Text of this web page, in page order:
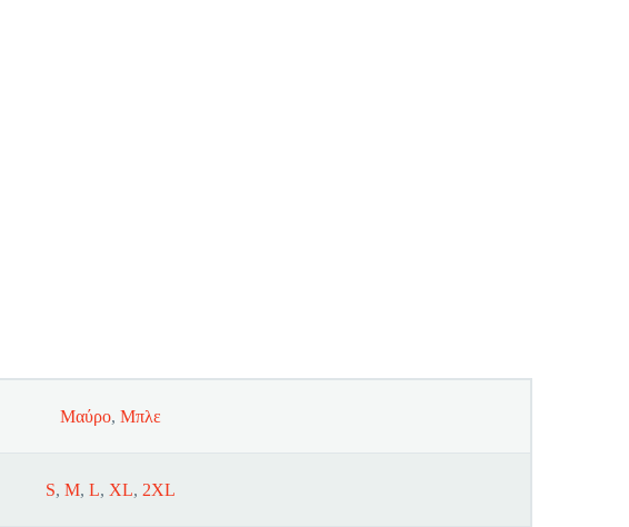
Μαύρο, Μπλε
S, M, L, XL, 2XL